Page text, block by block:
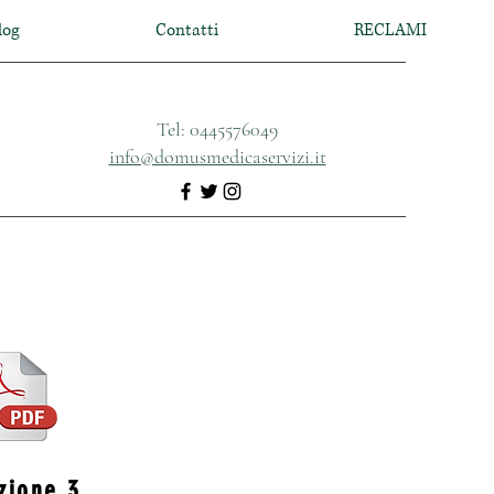
Contatti RECLAMI
Tel: 0445576049
info@domusmedicaservizi.it